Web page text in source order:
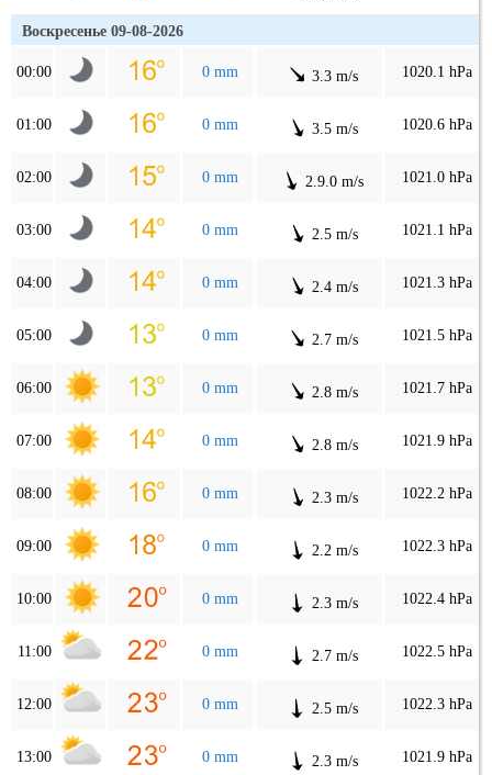
Воскресенье 09-08-2026
00:00 0 mm 3.3 m/s 1020.1 hPa
01:00 0 mm 3.5 m/s 1020.6 hPa
02:00 0 mm 2.9.0 m/s 1021.0 hPa
03:00 0 mm 2.5 m/s 1021.1 hPa
04:00 0 mm 2.4 m/s 1021.3 hPa
05:00 0 mm 2.7 m/s 1021.5 hPa
06:00 0 mm 2.8 m/s 1021.7 hPa
07:00 0 mm 2.8 m/s 1021.9 hPa
08:00 0 mm 2.3 m/s 1022.2 hPa
09:00 0 mm 2.2 m/s 1022.3 hPa
10:00 0 mm 2.3 m/s 1022.4 hPa
11:00 0 mm 2.7 m/s 1022.5 hPa
12:00 0 mm 2.5 m/s 1022.3 hPa
13:00 0 mm 2.3 m/s 1021.9 hPa